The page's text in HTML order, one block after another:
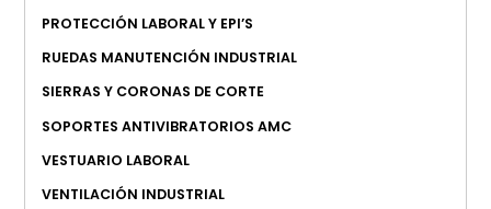
PROTECCIÓN LABORAL Y EPI’S
RUEDAS MANUTENCIÓN INDUSTRIAL
SIERRAS Y CORONAS DE CORTE
SOPORTES ANTIVIBRATORIOS AMC
VESTUARIO LABORAL
VENTILACIÓN INDUSTRIAL